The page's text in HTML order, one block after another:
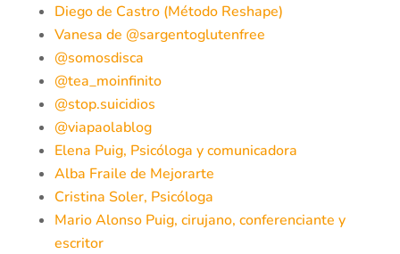
Diego de Castro (Método Reshape)
Vanesa de @sargentoglutenfree
@somosdisca
@tea_moinfinito
@stop.suicidios
@viapaolablog
Elena Puig, Psicóloga y comunicadora
Alba Fraile de Mejorarte
Cristina Soler, Psicóloga
Mario Alonso Puig, cirujano, conferenciante y
escritor